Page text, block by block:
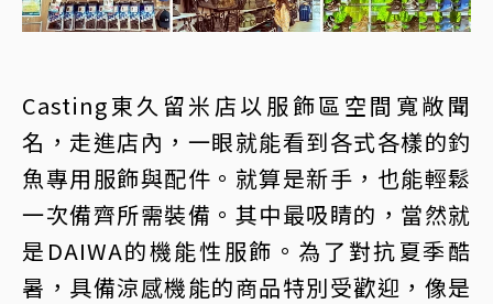
Casting東久留米店以服飾區空間寬敞聞
名，走進店內，一眼就能看到各式各樣的釣
魚專用服飾與配件。就算是新手，也能輕鬆
一次備齊所需裝備。其中最吸睛的，當然就
是DAIWA的機能性服飾。為了對抗夏季酷
暑，具備涼感機能的商品特別受歡迎，像是